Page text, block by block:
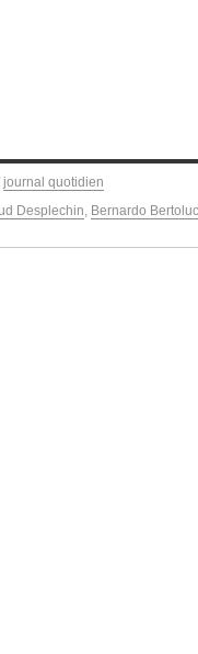
journal quotidien
Desplechin Bernardo